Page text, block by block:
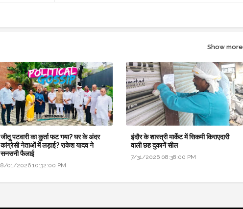
Show more
जीतू पटवारी का कुर्ता फट गया? घर के अंदर
कांग्रेसी नेताओं में लड़ाई? राकेश यादव ने
सनसनी फैलाई
8/01/2026 10:32:00 PM
इंदौर के शास्त्री मार्केट में सिकमी किराएदारी
वाली छह दुकानें सील
7/31/2026 08:38:00 PM